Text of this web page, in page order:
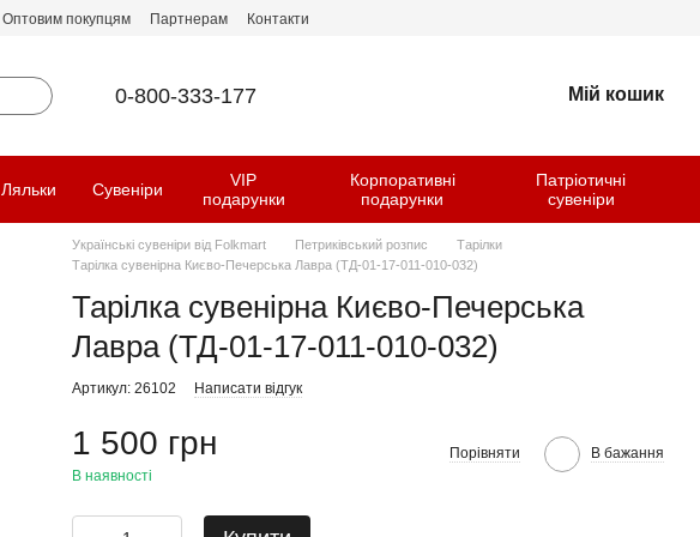
Оптовим покупцям Партнерам Контакти
0-800-333-177 Мій кошик
Ляльки Сувеніри
VIP
подарунки
Корпоративні
подарунки
Патріотичні
сувеніри
Українські сувеніри від Folkmart Петриківський розпис
Тарілки
Тарілка сувенірна Києво-Печерська Лавра (ТД-01-17-011-010-032)
Тарілка сувенірна Києво-Печерська
Лавра (ТД-01-17-011-010-032)
Артикул: 26102 Написати відгук
1 500 грн
В наявності
Порівняти В бажання